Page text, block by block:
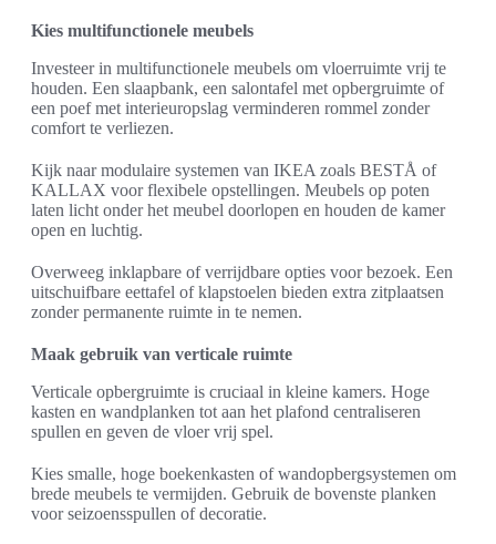
Kies multifunctionele meubels
Investeer in multifunctionele meubels om vloerruimte vrij te
houden. Een slaapbank, een salontafel met opbergruimte of
een poef met interieuropslag verminderen rommel zonder
comfort te verliezen.
Kijk naar modulaire systemen van IKEA zoals BESTÅ of
KALLAX voor flexibele opstellingen. Meubels op poten
laten licht onder het meubel doorlopen en houden de kamer
open en luchtig.
Overweeg inklapbare of verrijdbare opties voor bezoek. Een
uitschuifbare eettafel of klapstoelen bieden extra zitplaatsen
zonder permanente ruimte in te nemen.
Maak gebruik van verticale ruimte
Verticale opbergruimte is cruciaal in kleine kamers. Hoge
kasten en wandplanken tot aan het plafond centraliseren
spullen en geven de vloer vrij spel.
Kies smalle, hoge boekenkasten of wandopbergsystemen om
brede meubels te vermijden. Gebruik de bovenste planken
voor seizoensspullen of decoratie.